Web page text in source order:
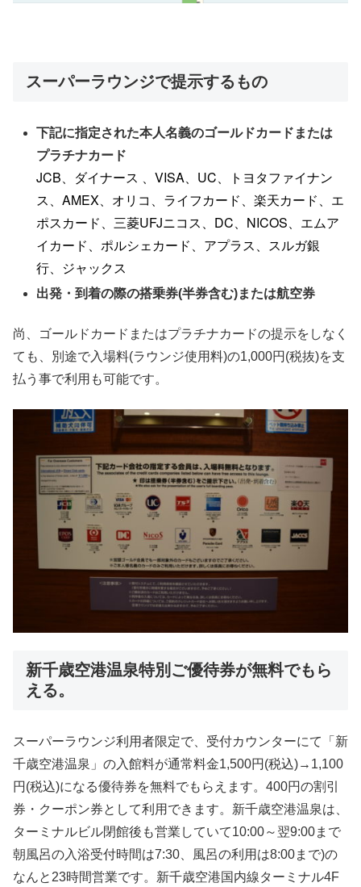
スーパーラウンジで提示するもの
下記に指定された本人名義のゴールドカードまたは
プラチナカード
JCB、ダイナース 、VISA、UC、トヨタファイナン
ス、AMEX、オリコ、ライフカード、楽天カード、エ
ポスカード、三菱UFJニコス、DC、NICOS、エムア
イカード、ポルシェカード、アプラス、スルガ銀
行、ジャックス
出発・到着の際の搭乗券(半券含む)または航空券
尚、ゴールドカードまたはプラチナカードの提示をしなく
ても、別途で入場料(ラウンジ使用料)の1,000円(税抜)を支
払う事で利用も可能です。
新千歳空港温泉特別ご優待券が無料でもら
える。
スーパーラウンジ利用者限定で、受付カウンターにて「新
千歳空港温泉」の入館料が通常料金1,500円(税込)→1,100
円(税込)になる優待券を無料でもらえます。400円の割引
券・クーポン券として利用できます。新千歳空港温泉は、
ターミナルビル閉館後も営業していて10:00～翌9:00まで
朝風呂の入浴受付時間は7:30、風呂の利用は8:00まで)の
なんと23時間営業です。新千歳空港国内線ターミナル4F